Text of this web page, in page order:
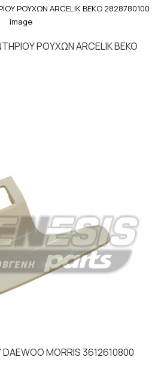
ΡΟΥΧΩΝ ARCELIK BEKO
MORRIS 3612610800